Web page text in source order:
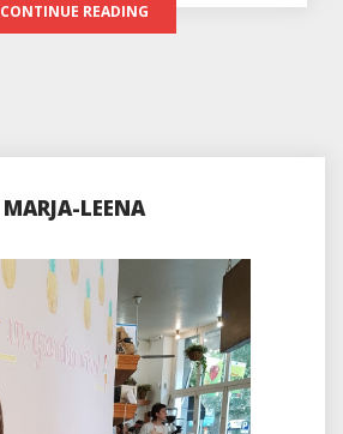
CONTINUE READING
MARJA-LEENA